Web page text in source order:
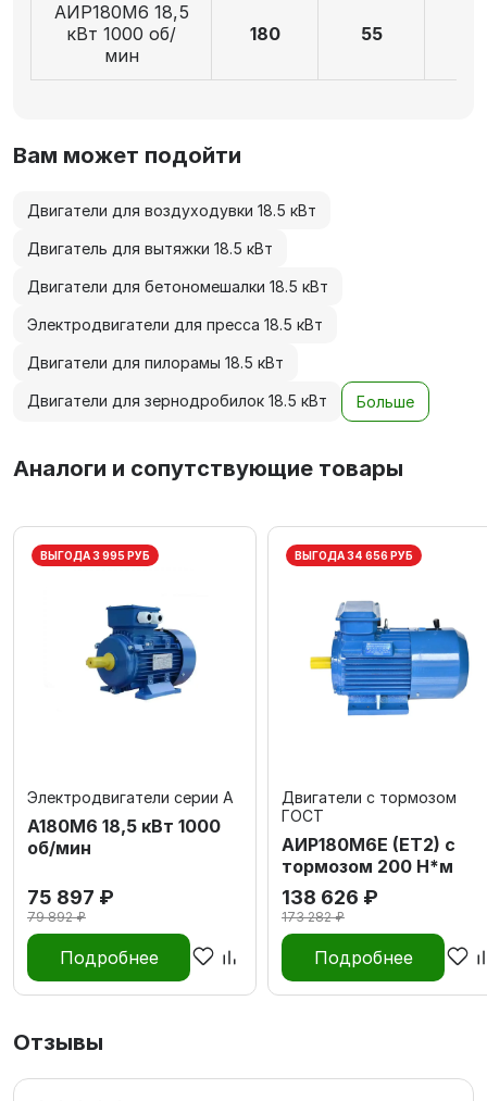
АИР180М6 18,5
кВт 1000 об/
мин
180 55
Вам может подойти
Двигатели для воздуходувки 18.5 кВт
Двигатель для вытяжки 18.5 кВт
Двигатели для бетономешалки 18.5 кВт
Электродвигатели для пресса 18.5 кВт
Двигатели для пилорамы 18.5 кВт
Двигатели для зернодробилок 18.5 кВт Больше
Аналоги и сопутствующие товары
ВЫГОДА 3 995 РУБ
Электродвигатели серии А
А180M6 18,5 кВт 1000
об/мин
75 897 ₽
79 892 ₽
Подробнее
ВЫГОДА 34 656 РУБ
Двигатели с тормозом
ГОСТ
АИР180М6E (ET2) с
тормозом 200 Н*м
138 626 ₽
173 282 ₽
Подробнее
Отзывы